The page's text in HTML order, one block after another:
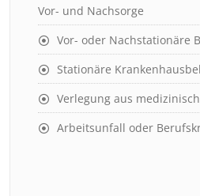
Vor- und Nachsorge
Vor- oder Nachstationäre
Stationäre
Verlegung aus
Arbeitsunfall oder